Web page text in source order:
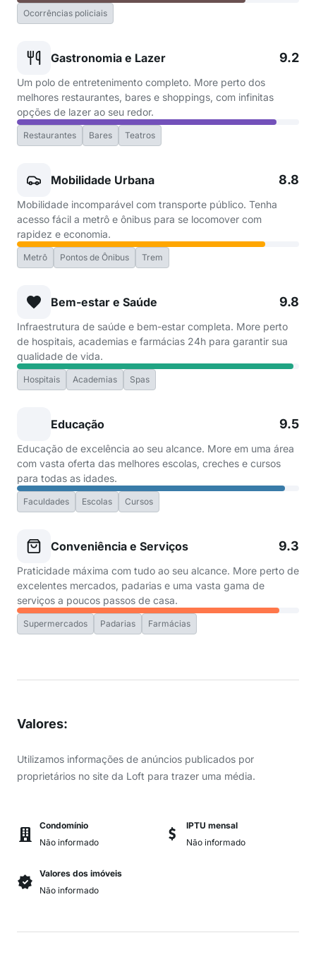
Ocorrências policiais
Gastronomia e Lazer 9.2
Um polo de entretenimento completo. More perto dos
melhores restaurantes, bares e shoppings, com infinitas
opções de lazer ao seu redor.
Restaurantes Bares Teatros
Mobilidade Urbana 8.8
Mobilidade incomparável com transporte público. Tenha
acesso fácil a metrô e ônibus para se locomover com
rapidez e economia.
Metrô Pontos de Ônibus Trem
Bem-estar e Saúde 9.8
Infraestrutura de saúde e bem-estar completa. More perto
de hospitais, academias e farmácias 24h para garantir sua
qualidade de vida.
Hospitais Academias Spas
Educação 9.5
Educação de excelência ao seu alcance. More em uma área
com vasta oferta das melhores escolas, creches e cursos
para todas as idades.
Faculdades Escolas Cursos
Conveniência e Serviços 9.3
Praticidade máxima com tudo ao seu alcance. More perto de
excelentes mercados, padarias e uma vasta gama de
serviços a poucos passos de casa.
Supermercados Padarias Farmácias
Valores:
Utilizamos informações de anúncios publicados por
proprietários no site da Loft para trazer uma média.
Condomínio
Não informado
IPTU mensal
Não informado
Valores dos imóveis
Não informado